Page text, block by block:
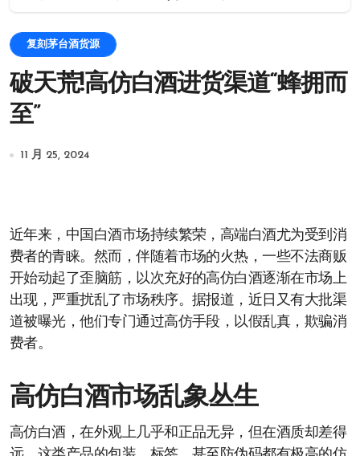
复刻茅台酒货源
破天荒!高仿白酒进货渠道“蜂拥而
至”
11 月 25, 2024
近年来，中国白酒市场持续繁荣，高端白酒尤为受到消
费者的青睐。然而，伴随着市场的火热，一些不法商贩
开始动起了歪脑筋，以次充好的高仿白酒逐渐在市场上
出现，严重扰乱了市场秩序。据报道，近日又有大批渠
道被曝光，他们专门通过高仿手段，以假乱真，欺骗消
费者。
高仿白酒市场乱象丛生
高仿白酒，在外观上几乎和正品无异，但在酒质却差得